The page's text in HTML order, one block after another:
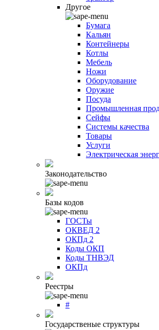
Другое
Бумага
Кальян
Контейнеры
Котлы
Мебель
Ножи
Оборудование
Оружие
Посуда
Промышленная
Сейфы
Системы качества
Товары
Услуги
Электрическая
Законодательство
Базы кодов
ГОСТы
ОКВЕД 2
ОКПд 2
Коды ОКП
Коды ТНВЭД
ОКПд
Реестры
#
Государственые структуры